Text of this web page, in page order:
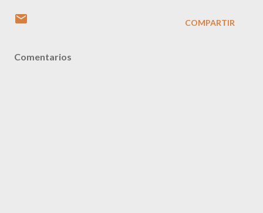
COMPARTIR
Comentarios